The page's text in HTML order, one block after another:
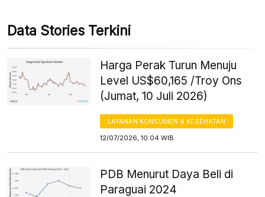
Data Stories Terkini
Harga Perak Turun Menuju
Level US$60,165 /Troy Ons
(Jumat, 10 Juli 2026)
LAYANAN KONSUMEN & KESEHATAN
12/07/2026, 10:04 WIB
PDB Menurut Daya Beli di
Paraguai 2024